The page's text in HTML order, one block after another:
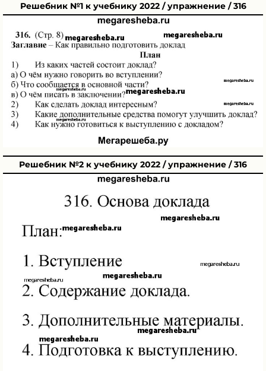
Решебник №1 к учебнику 2022 / упражнение / 316
Решебник №2 к учебнику 2022 / упражнение / 316